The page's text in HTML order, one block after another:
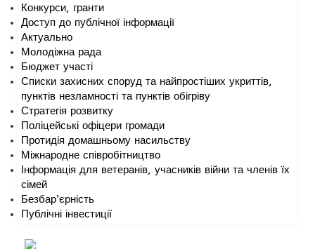
Конкурси, гранти
Доступ до публічної інформації
Актуально
Молодіжна рада
Бюджет участі
Списки захисних споруд та найпростіших укриттів,
пунктів незламності та пунктів обігріву
Стратегія розвитку
Поліцейські офіцери громади
Протидія домашньому насильству
Міжнародне співробітництво
Інформація для ветеранів, учасників війни та членів їх
сімей
Безбар’єрність
Публічні інвестиції